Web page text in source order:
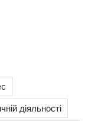
діяльності